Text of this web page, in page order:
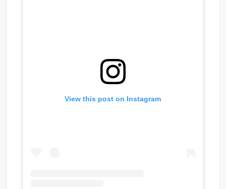
View this post on Instagram